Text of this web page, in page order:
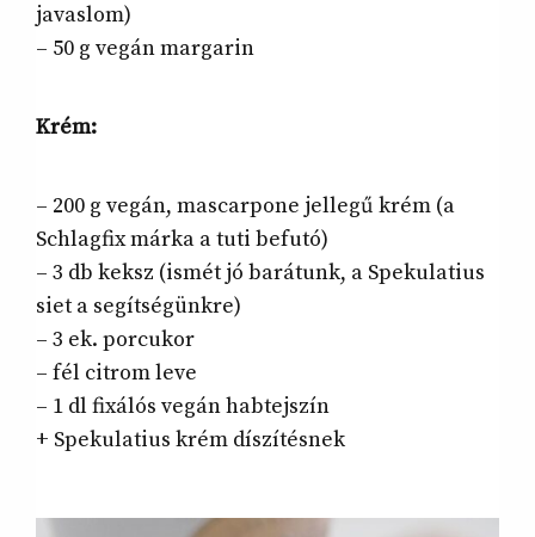
javaslom)
– 50 g vegán margarin
Krém:
– 200 g vegán, mascarpone jellegű krém (a
Schlagfix márka a tuti befutó)
– 3 db keksz (ismét jó barátunk, a Spekulatius
siet a segítségünkre)
– 3 ek. porcukor
– fél citrom leve
– 1 dl fixálós vegán habtejszín
+ Spekulatius krém díszítésnek